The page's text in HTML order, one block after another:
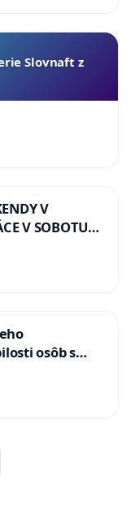
Slovnaft z
V
V SOBOTU
osôb s
do